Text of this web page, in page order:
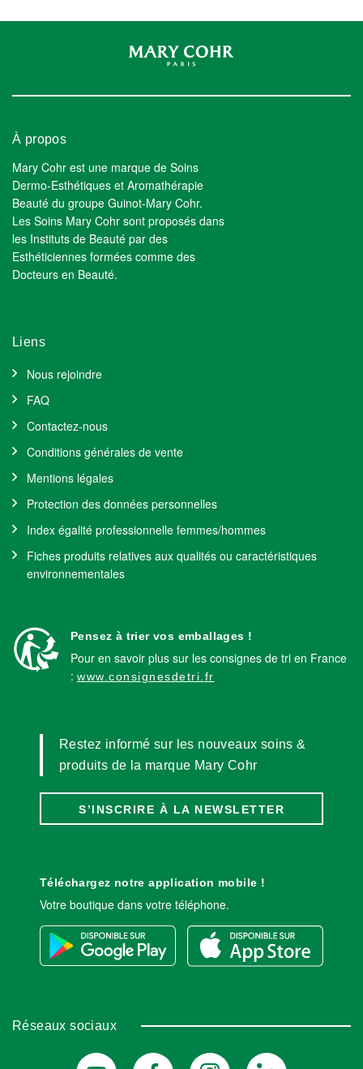
À propos
Mary Cohr est une marque de Soins
Dermo-Esthétiques et Aromathérapie
Beauté du groupe Guinot-Mary Cohr.
Les Soins Mary Cohr sont proposés dans
les Instituts de Beauté par des
Esthéticiennes formées comme des
Docteurs en Beauté.
Liens
Nous rejoindre
FAQ
Contactez-nous
Conditions générales de vente
Mentions légales
Protection des données personnelles
Index égalité professionnelle femmes/hommes
Fiches produits relatives aux qualités ou caractéristiques
environnementales
Pensez à trier vos emballages !
Pour en savoir plus sur les consignes de tri en France
: www.consignesdetri.fr
Restez informé sur les nouveaux soins &
produits de la marque Mary Cohr
S’INSCRIRE À LA NEWSLETTER
Téléchargez notre application mobile !
Votre boutique dans votre téléphone.
Réseaux sociaux